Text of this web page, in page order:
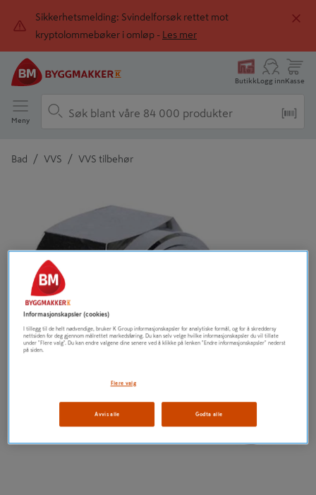
Sikkerhetsmelding: Svindelforsøk rettet mot
kryptolommebøker i omløp -
Les mer
ButikkLogg innKasse
Meny
Bad / VVS / VVS tilbehør
Informasjonskapsler (cookies)
I tillegg til de helt nødvendige, bruker K Group informasjonskapsler for analytiske formål, og for å skreddersy
nettsiden for deg gjennom målrettet markedsføring. Du kan selv velge hvilke informasjonskapsler du vil tillate
under "Flere valg". Du kan endre valgene dine senere ved å klikke på lenken "Endre informasjonskapsler" nederst
på siden.
Flere valg
Avvis alle Godta alle